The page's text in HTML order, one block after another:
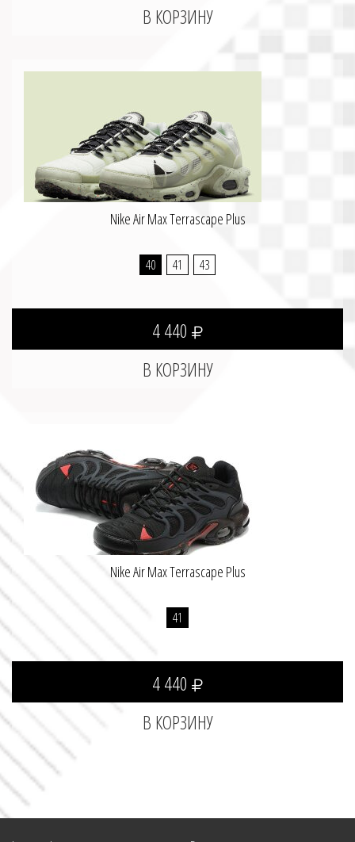
Nike Air Max Terrascape Plus
40 41 43
4 440
Nike Air Max Terrascape Plus
41
4 440